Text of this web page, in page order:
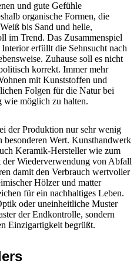
und gute Gefühle
organische Formen, die
bis Sand und helle,
im Trend. Das Zusammenspiel
erfüllt die Sehnsucht nach
Zuhause soll es nicht
korrekt. Immer mehr
mit Kunststoffen und
Folgen für die Natur bei
wie möglich zu halten.
der Produktion nur sehr wenig
besonderen Wert. Kunsthandwerk
Keramik-Hersteller wie zum
Wiederverwendung von Abfall
damit den Verbrauch wertvoller
Hölzer und matter
für ein nachhaltiges Leben.
oder uneinheitliche Muster
der Endkontrolle, sondern
Einzigartigkeit begrüßt.